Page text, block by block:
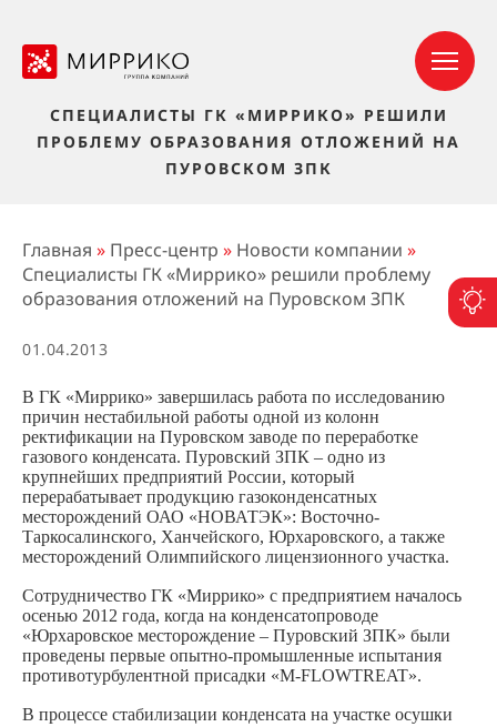
СПЕЦИАЛИСТЫ ГК «МИРРИКО» РЕШИЛИ
ПРОБЛЕМУ ОБРАЗОВАНИЯ ОТЛОЖЕНИЙ НА
ПУРОВСКОМ ЗПК
Главная » Пресс-центр » Новости компании »
Специалисты ГК «Миррико» решили проблему
образования отложений на Пуровском ЗПК
01.04.2013
В ГК «Миррико» завершилась работа по исследованию
причин нестабильной работы одной из колонн
ректификации на Пуровском заводе по переработке
газового конденсата. Пуровский ЗПК – одно из
крупнейших предприятий России, который
перерабатывает продукцию газоконденсатных
месторождений ОАО «НОВАТЭК»: Восточно-
Таркосалинского, Ханчейского, Юрхаровского, а также
месторождений Олимпийского лицензионного участка.
Сотрудничество ГК «Миррико» с предприятием началось
осенью 2012 года, когда на конденсатопроводе
«Юрхаровское месторождение – Пуровский ЗПК» были
проведены первые опытно-промышленные испытания
противотурбулентной присадки «М-FLOWTREAT».
В процессе стабилизации конденсата на участке осушки